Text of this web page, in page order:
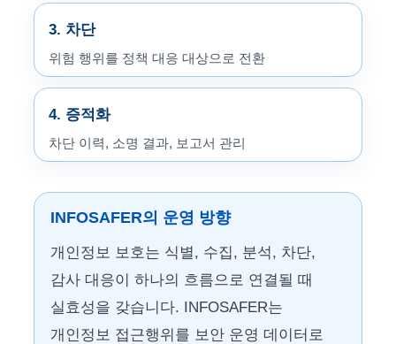
3. 차단
위험 행위를 정책 대응 대상으로 전환
4. 증적화
차단 이력, 소명 결과, 보고서 관리
INFOSAFER의 운영 방향
개인정보 보호는 식별, 수집, 분석, 차단,
감사 대응이 하나의 흐름으로 연결될 때
실효성을 갖습니다. INFOSAFER는
개인정보 접근행위를 보안 운영 데이터로